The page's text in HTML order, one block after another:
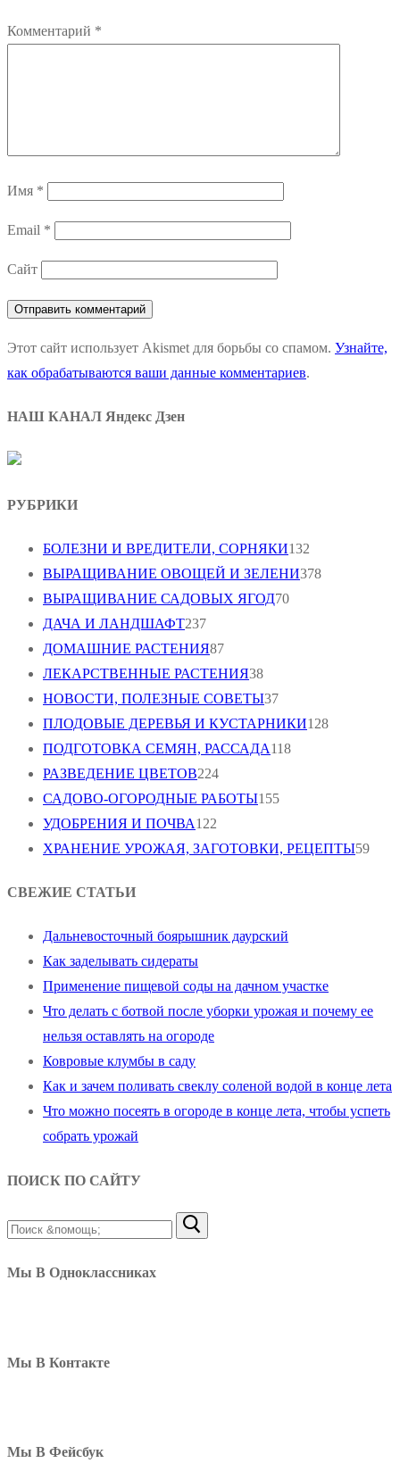
Комментарий *
Имя *
Email *
Сайт
Этот сайт использует Akismet для борьбы со спамом. Узнайте,
как обрабатываются ваши данные комментариев.
НАШ КАНАЛ Яндекс Дзен
РУБРИКИ
БОЛЕЗНИ И ВРЕДИТЕЛИ, СОРНЯКИ132
ВЫРАЩИВАНИЕ ОВОЩЕЙ И ЗЕЛЕНИ378
ВЫРАЩИВАНИЕ САДОВЫХ ЯГОД70
ДАЧА И ЛАНДШАФТ237
ДОМАШНИЕ РАСТЕНИЯ87
ЛЕКАРСТВЕННЫЕ РАСТЕНИЯ38
НОВОСТИ, ПОЛЕЗНЫЕ СОВЕТЫ37
ПЛОДОВЫЕ ДЕРЕВЬЯ И КУСТАРНИКИ128
ПОДГОТОВКА СЕМЯН, РАССАДА118
РАЗВЕДЕНИЕ ЦВЕТОВ224
САДОВО-ОГОРОДНЫЕ РАБОТЫ155
УДОБРЕНИЯ И ПОЧВА122
ХРАНЕНИЕ УРОЖАЯ, ЗАГОТОВКИ, РЕЦЕПТЫ59
СВЕЖИЕ СТАТЬИ
Дальневосточный боярышник даурский
Как заделывать сидераты
Применение пищевой соды на дачном участке
Что делать с ботвой после уборки урожая и почему ее
нельзя оставлять на огороде
Ковровые клумбы в саду
Как и зачем поливать свеклу соленой водой в конце лета
Что можно посеять в огороде в конце лета, чтобы успеть
собрать урожай
ПОИСК ПО САЙТУ
Найти:
Мы В Одноклассниках
Мы В Контакте
Мы В Фейсбук